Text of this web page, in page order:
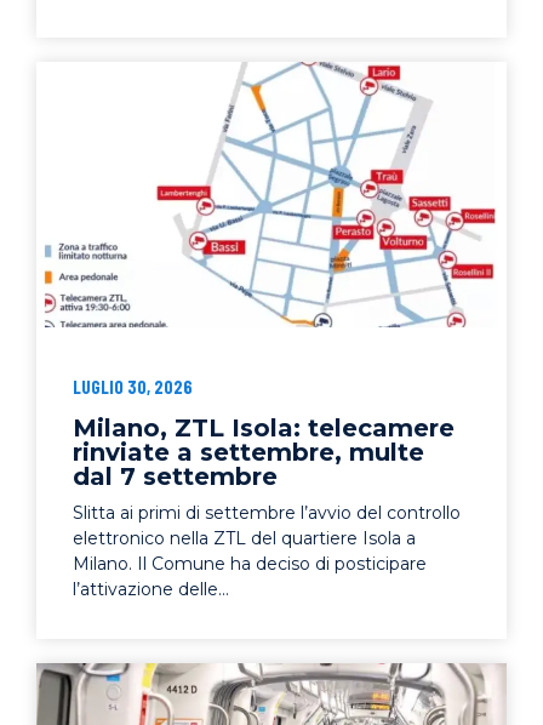
LUGLIO 30, 2026
Milano, ZTL Isola: telecamere
rinviate a settembre, multe
dal 7 settembre
Slitta ai primi di settembre l’avvio del controllo
elettronico nella ZTL del quartiere Isola a
Milano. Il Comune ha deciso di posticipare
l’attivazione delle...